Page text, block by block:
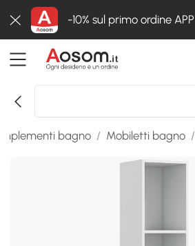
-10% sul primo ordine APP
bagno / Mobiletti bagno /